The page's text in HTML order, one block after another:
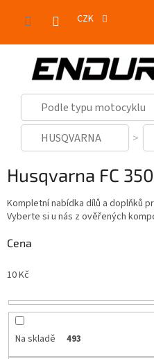
CZK
Podle typu motocyklu
HUSQVARNA
Husqvarna FC
Kompletní nabídka dílů a doplňků
Vyberte si u nás z ověřených
Cena
10Kč
Na skladě 493